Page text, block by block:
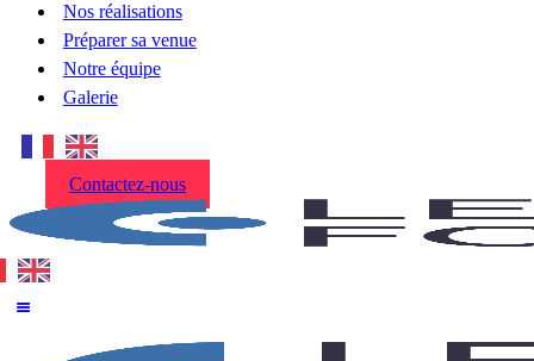
Nos réalisations
Préparer sa venue
Notre équipe
Galerie
Contactez-nous